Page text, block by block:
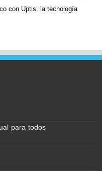
con Uptis, la tecnología
para todos